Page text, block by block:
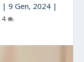
| 9 Gen, 2024|
4